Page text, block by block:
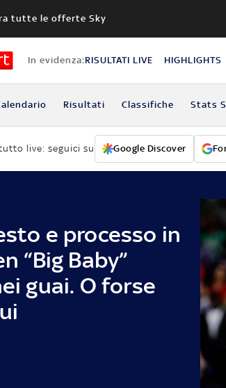
tutte le offerte Sky
In evidenza:RISULTATI LIVE HIGHLIGHTS
Risultati Classifiche Stats
live: seguici su Google Discover
e processo in
“Big Baby”
guai. O forse